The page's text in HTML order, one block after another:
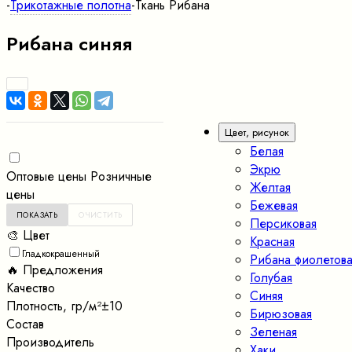
-Трикотажные полотна-Ткань Рибана
Рибана синяя
Оптовые цены Розничные
цены
🎨 Цвет
Гладкокрашенный
🔥 Предложения
Качество
Плотность, гр/м²±10
Состав
Производитель
Цвет, рисунок
Белая
Экрю
Желтая
Бежевая
Персиковая
Красная
Рибана
Голубая
Синяя
Бирюзовая
Зеленая